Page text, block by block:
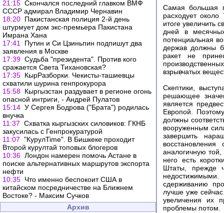
21:15 Скончался последний главком ВМФ
СССР адмирал Владимир Чернавин
18:20 Пакистанская полиция 2-й день
штурмует дом экс-премьера Пакистана
Имрана Хана
17:41
Путин и Си Цзиньпин подпишут два
заявления в Москве
17:39 Судьба "президента". Против кого
сражается Света Тихановская?
17:35 КырРазборки. Чекисты-ташиевцы
схватили шурина генпрокурора
15:58 Кыргызстан раздувает в регионе огонь
опасной интриги, - Андрей Пулатов
15:14 У Сергея Бодрова ("Брата") родилась
внучка
11:37 Схватка кыргызских силовиков: ГКНБ
закусилась с Генпрокуратурой
11:07 "КурулTime". В Бишкеке проходит
Второй курултай топовых блогеров
10:36 Лондон намерен помочь Астане в
поиске альтернативных маршрутов экспорта
нефти
10:35 Что именно беспокоит США в
китайском посредничестве на Ближнем
Востоке? - Максим Сучков
Архив
Самая большая
расходует
итоге увеличить
дней в
потенциальная
держав должны
ракет не
взрывчатых
Скептики,
решающее
является
Европой.
должны
вооруженным
завершить
аналогичную той,
него есть
Штаты, прежде
сдерживанию
лучше уже
увеличения их
проблемы потом.